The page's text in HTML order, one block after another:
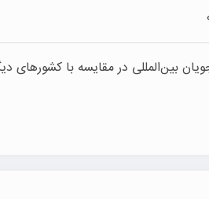
دارند.
بین‌المللی در مقایسه با کشورهای